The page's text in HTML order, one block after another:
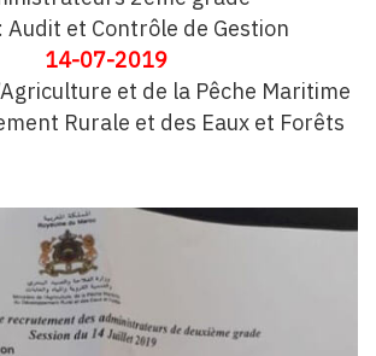
Audit et Contrôle de Gestion
14-07-2019
et de la Pêche Maritime
Rurale et des Eaux et Forêts